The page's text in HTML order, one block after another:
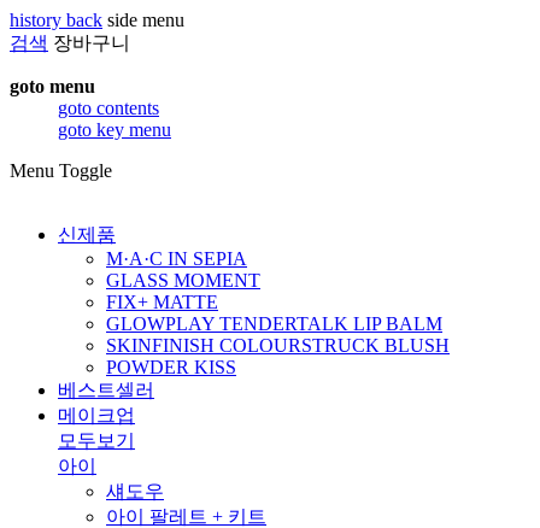
history back side menu
검색 장바구니
goto menu
goto contents
goto key menu
Menu Toggle
신제품
M·A·C IN SEPIA
GLASS MOMENT
FIX+ MATTE
GLOWPLAY TENDERTALK LIP BALM
SKINFINISH COLOURSTRUCK BLUSH
POWDER KISS
베스트셀러
메이크업
모두보기
아이
섀도우
아이 팔레트 + 키트